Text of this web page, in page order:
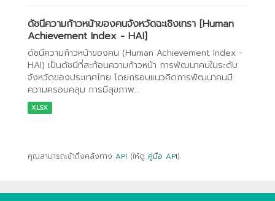
ดัชนีความก้าวหน้าของคนจังหวัดฉะเชิงเทรา [Human
Achievement Index - HAI]
ดัชนีความก้าวหน้าของคน (Human Achievement Index -
HAI) เป็นดัชนีที่สะท้อนความก้าวหน้า การพัฒนาคนในระดับ
จังหวัดของประเทศไทย โดยกรอบแนวคิดการพัฒนาคนมี
ความครอบคลุม การมีสุขภาพ...
XLSX
คุณสามารถเข้าถึงคลังทาง API (ให้ดู คู่มือ API).